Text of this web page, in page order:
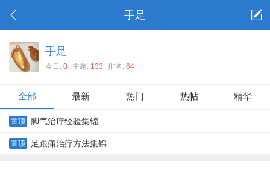
手足
手足
今日: 0 主题: 133 排名: 64
全部 最新 热门 热帖 精华
置顶 脚气治疗经验集锦
置顶 足跟痛治疗方法集锦